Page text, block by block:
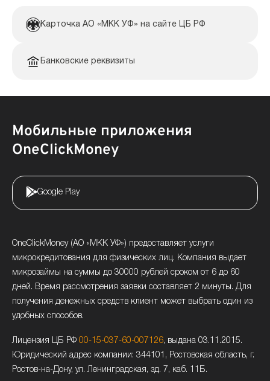
Карточка АО «МКК УФ» на сайте ЦБ РФ
Банковские реквизиты
Мобильные приложения
OneClickMoney
Google Play
OneClickMoney (АО «МКК УФ») предоставляет услуги
микрокредитования для физических лиц. Компания выдает
микрозаймы на суммы до 30000 рублей сроком от 6 до 60
дней. Время рассмотрения заявки составляет 2 минуты. Для
получения денежных средств клиент может выбрать один из
удобных способов.
Лицензия ЦБ РФ 00-15-037-60-007126, выдана 03.11.2015.
Юридический адрес компании: 344101, Ростовская область, г.
Ростов-на-Дону, ул. Ленинградская, зд. 7, каб. 11Б.